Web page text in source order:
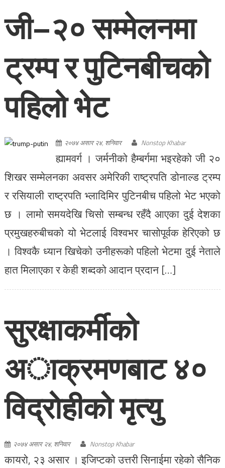
जी–२० सम्मेलनमा
ट्रम्प र पुटिनबीचको
पहिलो भेट
२०७४ असार २४, शनिवार Nonstop Khabar
ह्यामवर्ग । जर्मनीको हैम्बर्गमा भइरहेको जी २०
शिखर सम्मेलनका अवसर अमेरिकी राष्ट्रपति डोनाल्ड ट्रम्प
र रसियाली राष्ट्रपति भ्लादिमिर पुटिनबीच पहिलो भेट भएको
छ । लामो समयदेखि चिसो सम्बन्ध रहँदै आएका दुई देशका
प्रमुखहरुबीचको यो भेटलाई विश्वभर चासोपूर्वक हेरिएको छ
। विश्वकै ध्यान खिचेको उनीहरूको पहिलो भेटमा दुई नेताले
हात मिलाएका र केही शब्दको आदान प्रदान […]
सुरक्षाकर्मीको
अाक्रमणबाट ४०
विद्राेहीको मृत्यु
२०७४ असार २४, शनिवार Nonstop Khabar
कायरो, २३ असार । इजिप्टको उत्तरी सिनाईमा रहेको सैनिक